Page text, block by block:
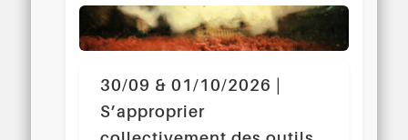
30/09 & 01/10/2026 |
S’approprier